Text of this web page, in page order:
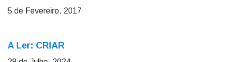
5 de Fevereiro, 2017
A Ler: CRIAR